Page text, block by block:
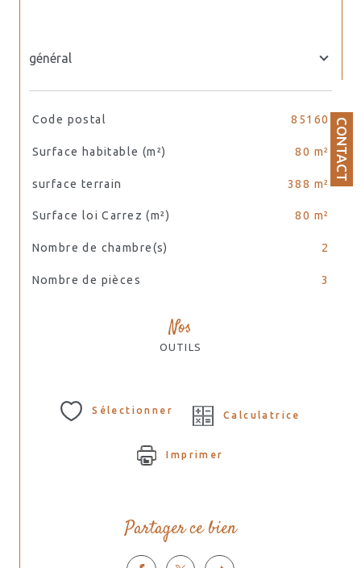
CONTACT
général
TRAD_SIROCCO_Caracteristique
Code postal 85160
Surface habitable (m²) 80 m²
surface terrain 388 m²
Surface loi Carrez (m²) 80 m²
Nombre de chambre(s) 2
Nombre de pièces 3
Nos
OUTILS
Sélectionner Calculatrice
Imprimer
Partager ce bien